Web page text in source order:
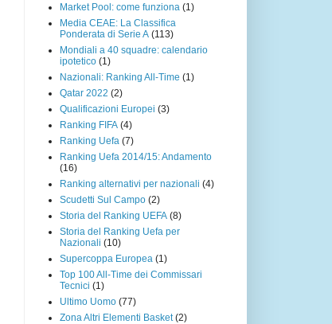
Market Pool: come funziona (1)
Media CEAE: La Classifica
Ponderata di Serie A (113)
Mondiali a 40 squadre: calendario
ipotetico (1)
Nazionali: Ranking All-Time (1)
Qatar 2022 (2)
Qualificazioni Europei (3)
Ranking FIFA (4)
Ranking Uefa (7)
Ranking Uefa 2014/15: Andamento
(16)
Ranking alternativi per nazionali (4)
Scudetti Sul Campo (2)
Storia del Ranking UEFA (8)
Storia del Ranking Uefa per
Nazionali (10)
Supercoppa Europea (1)
Top 100 All-Time dei Commissari
Tecnici (1)
Ultimo Uomo (77)
Zona Altri Elementi Basket (2)